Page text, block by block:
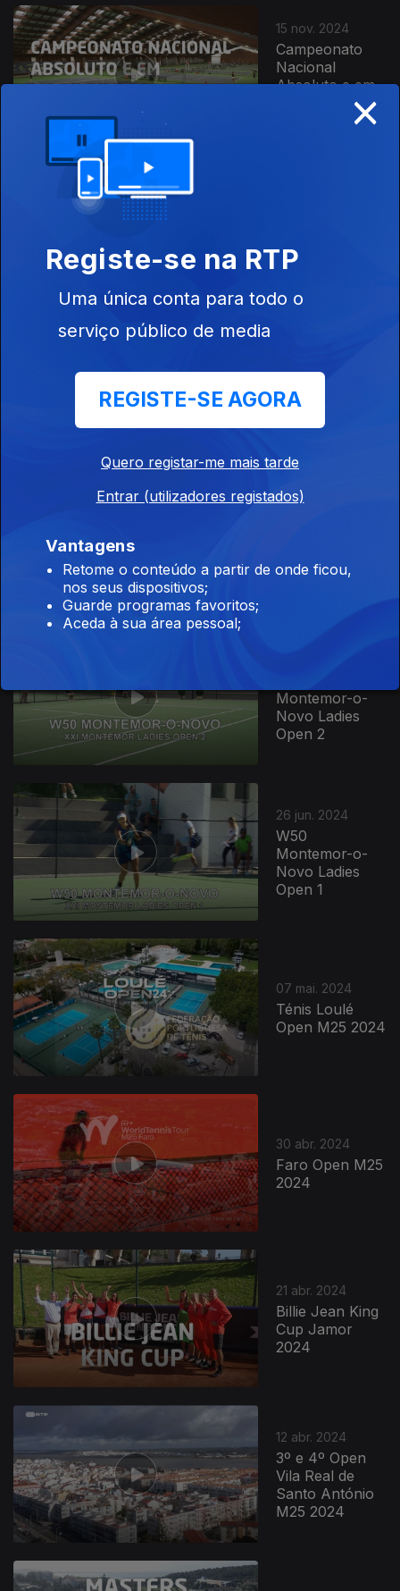
15 nov. 2024
Campeonato
Nacional
Absoluto e em
Rodas 2024
2024
Faro Ladies
Open W35
W25 2024
Montemor-o-
Novo Ladies
Open 2
26 jun. 2024
W50
Montemor-o-
Novo Ladies
Open 1
07 mai. 2024
Ténis Loulé
Open M25 2024
767376
30 abr. 2024
Faro Open M25
2024
21 abr. 2024
Billie Jean King
Cup Jamor
2024
12 abr. 2024
3º e 4º Open
Vila Real de
Santo António
M25 2024
×
Registe-se na RTP
Uma única conta para todo o
serviço público de media
REGISTE-SE AGORA
Quero registar-me mais tarde
Entrar (utilizadores registados)
Vantagens
Retome o conteúdo a partir de onde ficou,
nos seus dispositivos;
Guarde programas favoritos;
Aceda à sua área pessoal;